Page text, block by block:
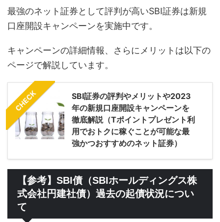
最強のネット証券として評判が高いSBI証券は新規
口座開設キャンペーンを実施中です。
キャンペーンの詳細情報、さらにメリットは以下の
ページで解説しています。
CHECK
SBI証券の評判やメリットや2023
年の新規口座開設キャンペーンを
徹底解説（Tポイントプレゼント利
用でおトクに稼ぐことが可能な最
強かつおすすめのネット証券）
【参考】SBI債（SBIホールディングス株
式会社円建社債）過去の起債状況につい
て